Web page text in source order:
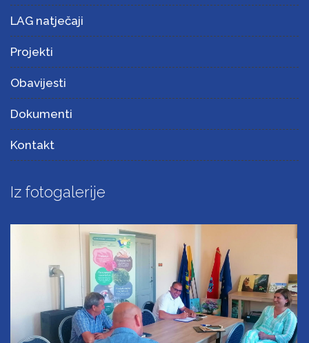
LAG natječaji
Projekti
Obavijesti
Dokumenti
Kontakt
Iz fotogalerije